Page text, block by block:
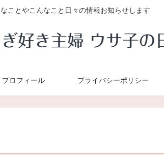
ことやこんなこと日々の情報お知らせします
プロフィール プライバシーポリシー